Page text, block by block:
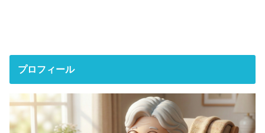
プロフィール